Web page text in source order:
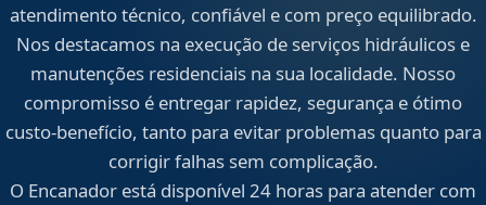
atendimento técnico, confiável e com preço equilibrado.
Nos destacamos na execução de serviços hidráulicos e
manutenções residenciais na sua localidade. Nosso
compromisso é entregar rapidez, segurança e ótimo
custo-benefício, tanto para evitar problemas quanto para
corrigir falhas sem complicação.
O Encanador está disponível 24 horas para atender com